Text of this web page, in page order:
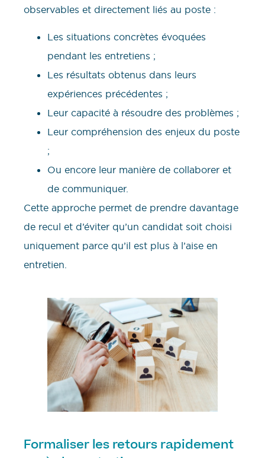
observables et directement liés au poste :
Les situations concrètes évoquées
pendant les entretiens ;
Les résultats obtenus dans leurs
expériences précédentes ;
Leur capacité à résoudre des problèmes ;
Leur compréhension des enjeux du poste
;
Ou encore leur manière de collaborer et
de communiquer.
Cette approche permet de prendre davantage
de recul et d’éviter qu’un candidat soit choisi
uniquement parce qu’il est plus à l’aise en
entretien.
Formaliser les retours rapidement